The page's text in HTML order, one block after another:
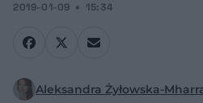
2019-01-09 15:34
Aleksandra Żyłowska-